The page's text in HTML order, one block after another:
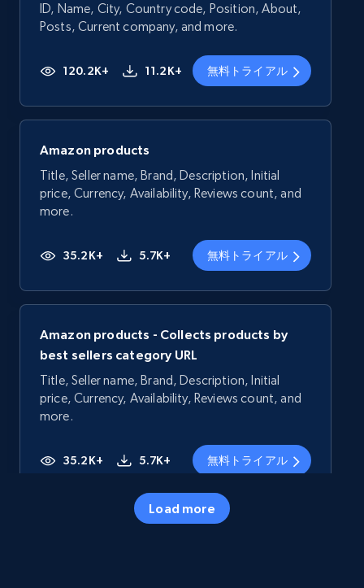
ID, Name, City, Country code, Position, About,
Posts, Current company, and more.
120.2K+ 11.2K+ 無料トライアル
Amazon products
Title, Seller name, Brand, Description, Initial
price, Currency, Availability, Reviews count, and
more.
35.2K+ 5.7K+ 無料トライアル
Amazon products - Collects products by
best sellers category URL
Title, Seller name, Brand, Description, Initial
price, Currency, Availability, Reviews count, and
more.
35.2K+ 5.7K+ 無料トライアル
Load more